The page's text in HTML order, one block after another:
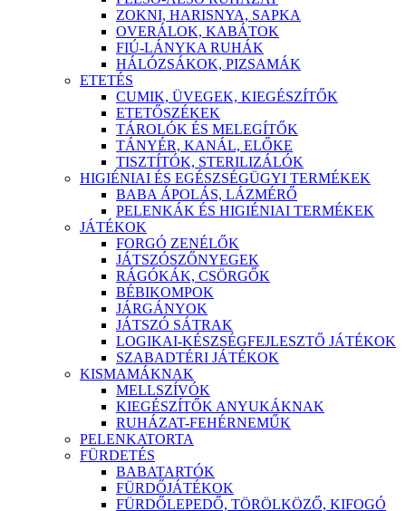
ZOKNI, HARISNYA, SAPKA
OVERÁLOK, KABÁTOK
FIÚ-LÁNYKA RUHÁK
HÁLÓZSÁKOK, PIZSAMÁK
ETETÉS
CUMIK, ÜVEGEK, KIEGÉSZÍTŐK
ETETŐSZÉKEK
TÁROLÓK ÉS MELEGÍTŐK
TÁNYÉR, KANÁL, ELŐKE
TISZTÍTÓK, STERILIZÁLÓK
HIGIÉNIAI ÉS EGÉSZSÉGÜGYI TERMÉKEK
BABA ÁPOLÁS, LÁZMÉRŐ
PELENKÁK ÉS HIGIÉNIAI TERMÉKEK
JÁTÉKOK
FORGÓ ZENÉLŐK
JÁTSZÓSZŐNYEGEK
RÁGÓKÁK, CSÖRGŐK
BÉBIKOMPOK
JÁRGÁNYOK
JÁTSZÓ SÁTRAK
LOGIKAI-KÉSZSÉGFEJLESZTŐ JÁTÉKOK
SZABADTÉRI JÁTÉKOK
KISMAMÁKNAK
MELLSZÍVÓK
KIEGÉSZÍTŐK ANYUKÁKNAK
RUHÁZAT-FEHÉRNEMŰK
PELENKATORTA
FÜRDETÉS
BABATARTÓK
FÜRDŐJÁTÉKOK
FÜRDŐLEPEDŐ, TÖRÖLKÖZŐ, KIFOGÓ